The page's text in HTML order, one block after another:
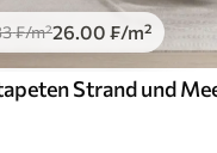
₣/m²26.00 ₣/m²